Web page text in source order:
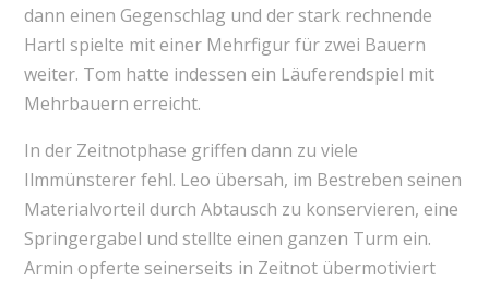
dann einen Gegenschlag und der stark rechnende
Hartl spielte mit einer Mehrfigur für zwei Bauern
weiter. Tom hatte indessen ein Läuferendspiel mit
Mehrbauern erreicht.
In der Zeitnotphase griffen dann zu viele
Ilmmünsterer fehl. Leo übersah, im Bestreben seinen
Materialvorteil durch Abtausch zu konservieren, eine
Springergabel und stellte einen ganzen Turm ein.
Armin opferte seinerseits in Zeitnot übermotiviert